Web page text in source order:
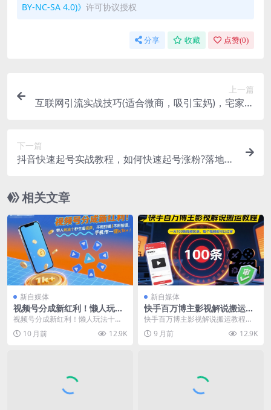
BY-NC-SA 4.0)》 许可协议授权
分享 收藏 点赞(0)
上一篇
互联网引流实战技巧(适合微商，吸引宝妈)，宅家通
下一篇
抖音快速起号实战教程，如何快速起号涨粉?落地实
相关文章
新自媒体
视频号分成新红利！懒人玩法
十秒生成视频，不用剪辑不用
拍摄，手机一键操作，单日1k
+【揭秘】
视频号分成新红利！懒人玩法十秒
生成视频，不用剪辑不用拍摄，手
机一键操作，单日1k...
10 月前 12.9K
新自媒体
快手百万博主影视解说搬运教
程，一天100条视频拉满，每
个视频都可以过审
快手百万博主影视解说搬运教程，
一天100条视频拉满，每个视频都
可以过审 博主是k...
9 月前 12.9K